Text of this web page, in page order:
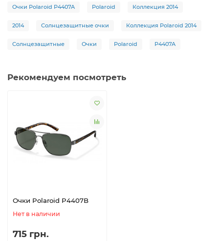
Очки Polaroid P4407A Polaroid Коллекция 2014
2014 Солнцезащитные очки Коллекция Polaroid 2014
Солнцезащитные Очки Polaroid P4407A
Рекомендуем посмотреть
Очки Polaroid P4407B
Нет в наличии
715 грн.